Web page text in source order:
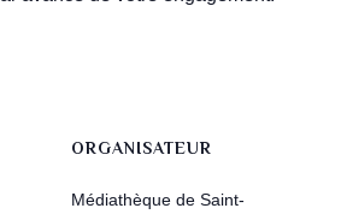
ORGANISATEUR
Médiathèque de Saint-